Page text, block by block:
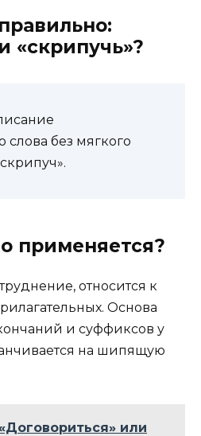
«скрипучь»?
слова без мягкого
применяется?
относится к
Основа
и суффиксов у
на шипящую
«Договориться» или